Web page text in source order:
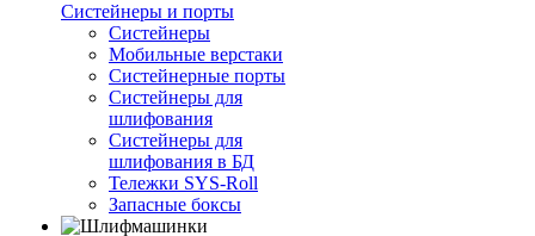
Систейнеры и порты
Систейнеры
Мобильные верстаки
Систейнерные порты
Систейнеры для
шлифования
Систейнеры для
шлифования в БД
Тележки SYS-Roll
Запасные боксы